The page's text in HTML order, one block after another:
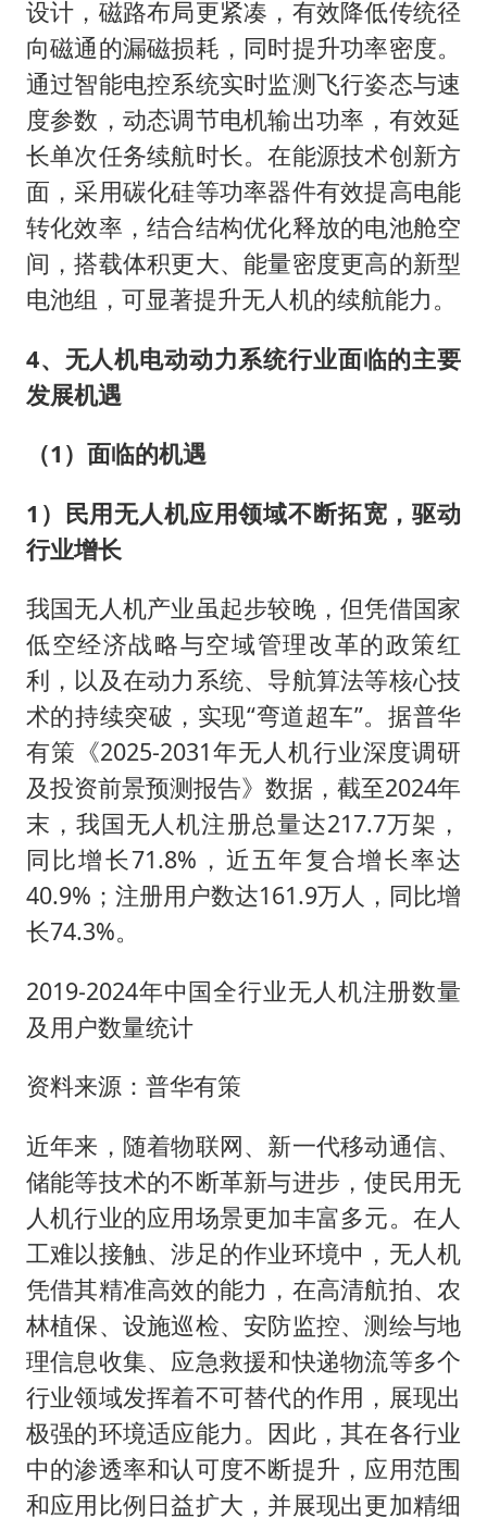
设计，磁路布局更紧凑，有效降低传统径
向磁通的漏磁损耗，同时提升功率密度。
通过智能电控系统实时监测飞行姿态与速
度参数，动态调节电机输出功率，有效延
长单次任务续航时长。在能源技术创新方
面，采用碳化硅等功率器件有效提高电能
转化效率，结合结构优化释放的电池舱空
间，搭载体积更大、能量密度更高的新型
电池组，可显著提升无人机的续航能力。
4、无人机电动动力系统行业面临的主要
发展机遇
（1）面临的机遇
1）民用无人机应用领域不断拓宽，驱动
行业增长
我国无人机产业虽起步较晚，但凭借国家
低空经济战略与空域管理改革的政策红
利，以及在动力系统、导航算法等核心技
术的持续突破，实现“弯道超车”。据普华
有策《2025-2031年无人机行业深度调研
及投资前景预测报告》数据，截至2024年
末，我国无人机注册总量达217.7万架，
同比增长71.8%，近五年复合增长率达
40.9%；注册用户数达161.9万人，同比增
长74.3%。
2019-2024年中国全行业无人机注册数量
及用户数量统计
资料来源：普华有策
近年来，随着物联网、新一代移动通信、
储能等技术的不断革新与进步，使民用无
人机行业的应用场景更加丰富多元。在人
工难以接触、涉足的作业环境中，无人机
凭借其精准高效的能力，在高清航拍、农
林植保、设施巡检、安防监控、测绘与地
理信息收集、应急救援和快递物流等多个
行业领域发挥着不可替代的作用，展现出
极强的环境适应能力。因此，其在各行业
中的渗透率和认可度不断提升，应用范围
和应用比例日益扩大，并展现出更加精细